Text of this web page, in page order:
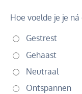
Hoe voelde je je ná
Gestrest
Gehaast
Neutraal
Ontspannen